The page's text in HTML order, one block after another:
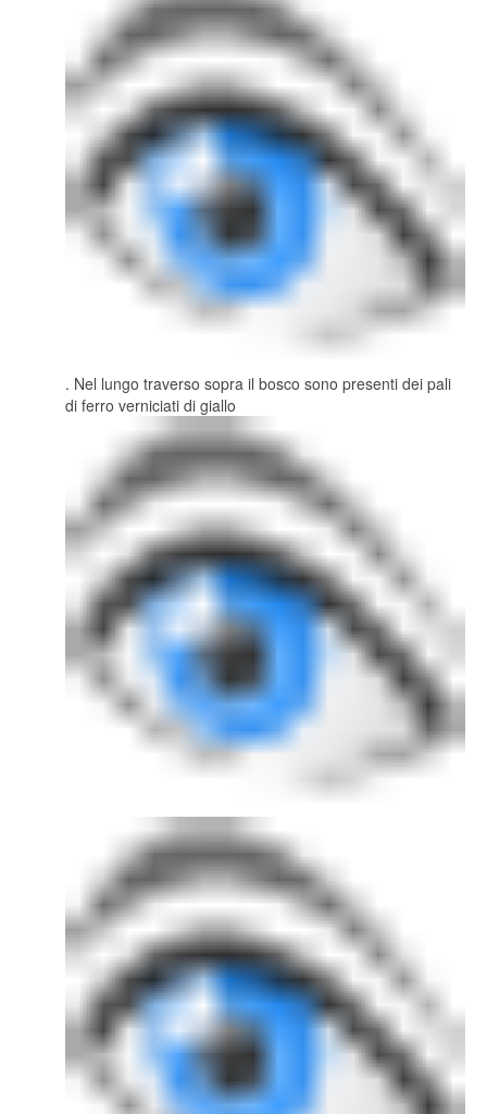
. Nel lungo traverso sopra il bosco sono presenti dei pali
di ferro verniciati di giallo